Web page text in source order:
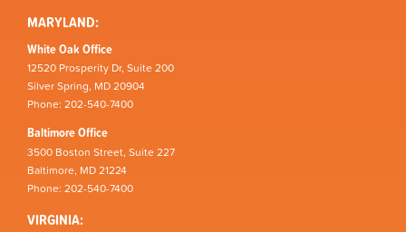
MARYLAND:
White Oak Office
12520 Prosperity Dr, Suite 200
Silver Spring, MD 20904
Phone: 202-540-7400
Baltimore Office
3500 Boston Street, Suite 227
Baltimore, MD 21224
Phone: 202-540-7400
VIRGINIA: